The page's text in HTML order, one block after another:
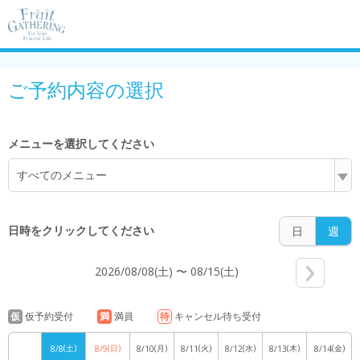
ご予約内容の選択
メニューを選択してください
すべてのメニュー
日時をクリックしてください 日 週
2026/08/08(土) 〜 08/15(土)
仮 仮予約受付 満 満員 待 キャンセル待ち受付
8/8(土) 8/9(日) 8/10(月) 8/11(火) 8/12(水) 8/13(木) 8/14(金)
6:00